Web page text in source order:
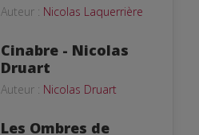
Auteur : Nicolas Laquerrière
Cinabre - Nicolas
Druart
Auteur : Nicolas Druart
Les Ombres de